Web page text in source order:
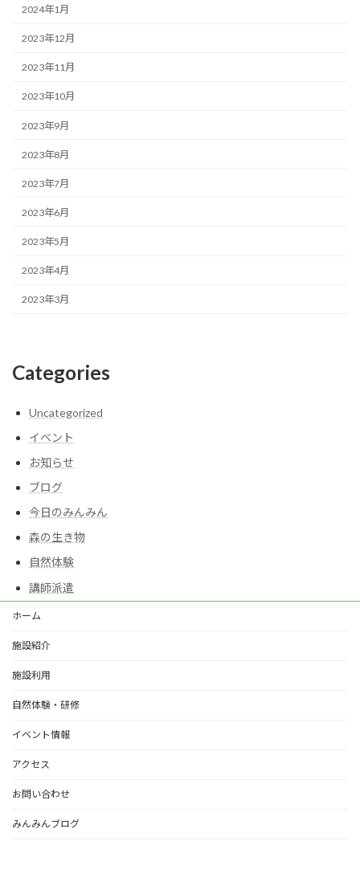
2024年1月
2023年12月
2023年11月
2023年10月
2023年9月
2023年8月
2023年7月
2023年6月
2023年5月
2023年4月
2023年3月
Categories
Uncategorized
イベント
お知らせ
ブログ
今日のみんみん
森の生き物
自然体験
講師派遣
ホーム
施設紹介
施設利用
自然体験・研修
イベント情報
アクセス
お問い合わせ
みんみんブログ